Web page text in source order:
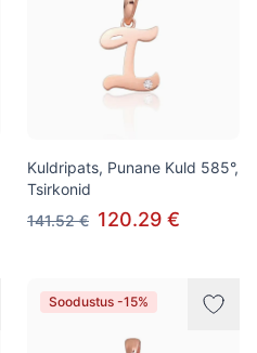
Kuldripats, Punane Kuld 585°,
Tsirkonid
141.52 € 120.29 €
Soodustus -15%